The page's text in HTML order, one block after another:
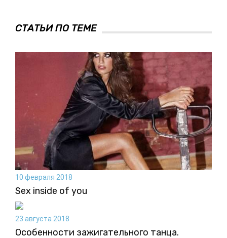
СТАТЬИ ПО ТЕМЕ
10 февраля 2018
Sex inside of you
23 августа 2018
Особенности зажигательного танца.